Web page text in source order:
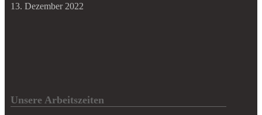
13. Dezember 2022
Unsere Arbeitszeiten